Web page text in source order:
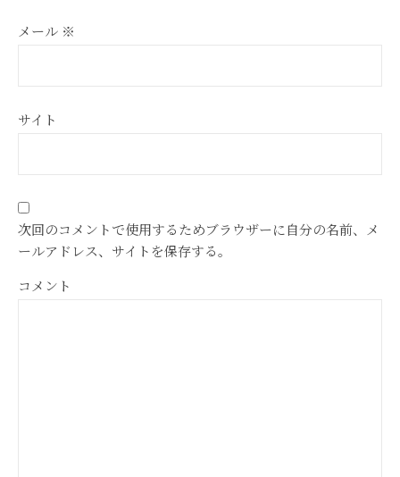
メール ※
サイト
次回のコメントで使用するためブラウザーに自分の名前、メ
ールアドレス、サイトを保存する。
コメント